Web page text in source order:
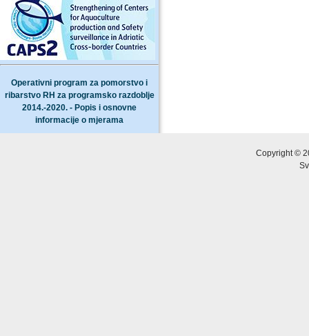
Operativni program za pomorstvo i
ribarstvo RH za programsko razdoblje
2014.-2020. - Popis i osnovne
informacije o mjerama
Copyright ©